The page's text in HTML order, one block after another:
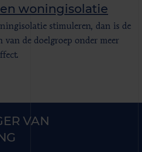
woningisolatie
stimuleren, dan is de
de doelgroep onder meer
VAN